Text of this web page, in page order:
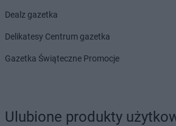
Dealz gazetka
Delikatesy Centrum gazetka
Gazetka Świąteczne Promocje
Ulubione produkty